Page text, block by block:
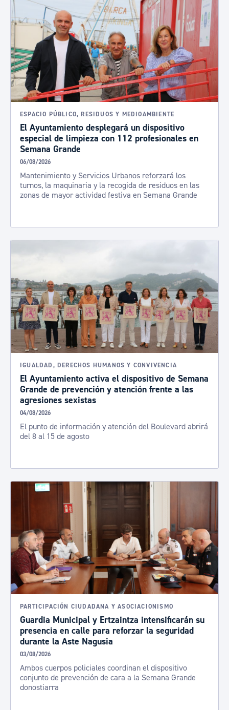
ESPACIO PÚBLICO, RESIDUOS Y MEDIOAMBIENTE
El Ayuntamiento desplegará un dispositivo
especial de limpieza con 112 profesionales en
Semana Grande
06/08/2026
Mantenimiento y Servicios Urbanos reforzará los
turnos, la maquinaria y la recogida de residuos en las
zonas de mayor actividad festiva en Semana Grande
IGUALDAD, DERECHOS HUMANOS Y CONVIVENCIA
El Ayuntamiento activa el dispositivo de Semana
Grande de prevención y atención frente a las
agresiones sexistas
04/08/2026
El punto de información y atención del Boulevard abrirá
del 8 al 15 de agosto
PARTICIPACIÓN CIUDADANA Y ASOCIACIONISMO
Guardia Municipal y Ertzaintza intensificarán su
presencia en calle para reforzar la seguridad
durante la Aste Nagusia
03/08/2026
Ambos cuerpos policiales coordinan el dispositivo
conjunto de prevención de cara a la Semana Grande
donostiarra